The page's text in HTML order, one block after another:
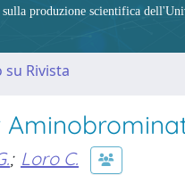
produzione scientifica
Rivista
; Loro C.